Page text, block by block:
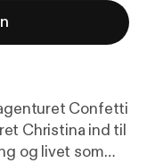
Confetti
Christina ind til
og livet som